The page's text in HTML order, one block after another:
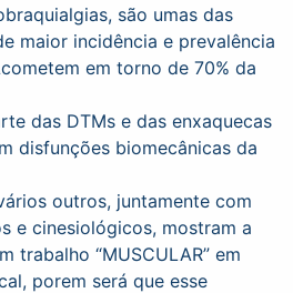
são umas das
maior incidência e prevalência
em torno de 70% da
das DTMs e das enxaquecas
disfunções biomecânicas da
outros, juntamente com
e cinesiológicos, mostram a
trabalho “MUSCULAR” em
porem será que esse